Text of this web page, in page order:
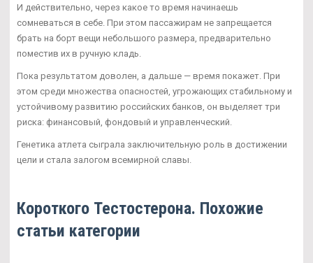
И действительно, через какое то время начинаешь
сомневаться в себе. При этом пассажирам не запрещается
брать на борт вещи небольшого размера, предварительно
поместив их в ручную кладь.
Пока результатом доволен, а дальше — время покажет. При
этом среди множества опасностей, угрожающих стабильному и
устойчивому развитию российских банков, он выделяет три
риска: финансовый, фондовый и управленческий.
Генетика атлета сыграла заключительную роль в достижении
цели и стала залогом всемирной славы.
Короткого Тестостерона. Похожие
статьи категории